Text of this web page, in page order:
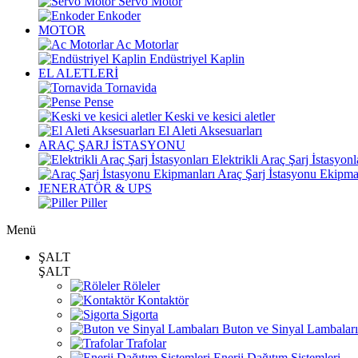
Enkoder
MOTOR
Ac Motorlar
Endüstriyel Kaplin
EL ALETLERİ
Tornavida
Pense
Keski ve kesici aletler
El Aleti Aksesuarları
ARAÇ ŞARJ İSTASYONU
Elektrikli Araç Şarj
Araç Şarj İstasyonu
JENERATÖR & UPS
Piller
Menü
ŞALT
ŞALT
Röleler
Kontaktör
Sigorta
Buton ve Sinyal Lambaları
Trafolar